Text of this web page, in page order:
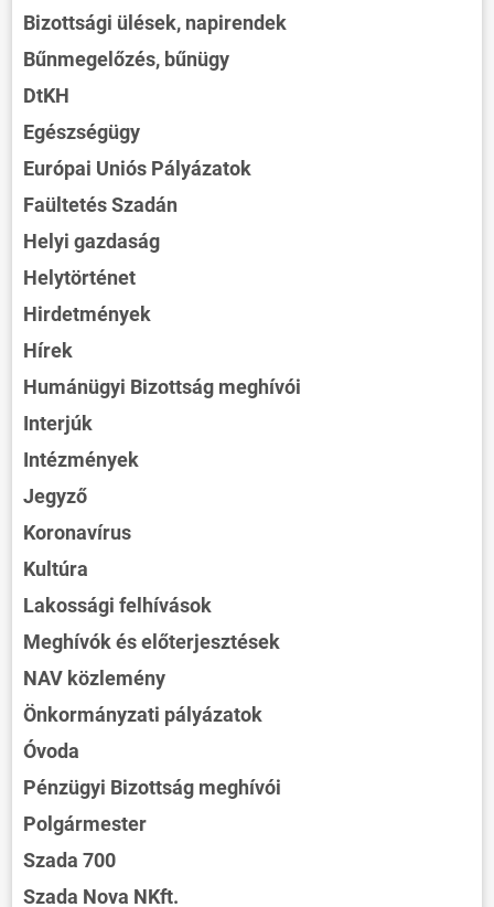
Bizottsági ülések, napirendek
Bűnmegelőzés, bűnügy
DtKH
Egészségügy
Európai Uniós Pályázatok
Faültetés Szadán
Helyi gazdaság
Helytörténet
Hirdetmények
Hírek
Humánügyi Bizottság meghívói
Interjúk
Intézmények
Jegyző
Koronavírus
Kultúra
Lakossági felhívások
Meghívók és előterjesztések
NAV közlemény
Önkormányzati pályázatok
Óvoda
Pénzügyi Bizottság meghívói
Polgármester
Szada 700
Szada Nova NKft.